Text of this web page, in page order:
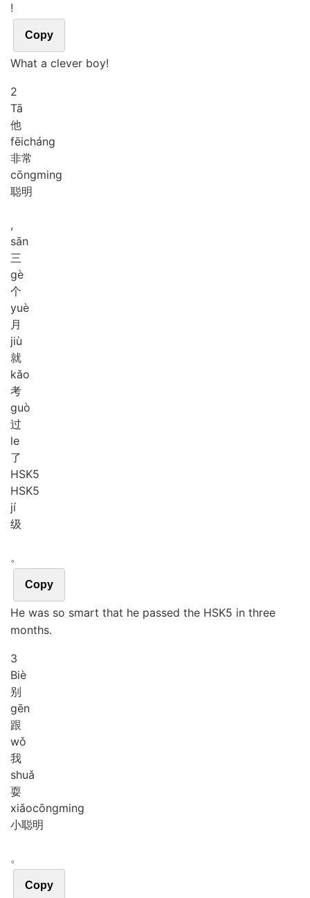
!
Copy
What a clever boy!
2
Tā
他
fēicháng
非常
cōngming
聪明
,
sān
三
gè
个
yuè
月
jiù
就
kǎo
考
guò
过
le
了
HSK5
HSK5
jí
级
。
Copy
He was so smart that he passed the HSK5 in three
months.
3
Biè
别
gēn
跟
wǒ
我
shuǎ
耍
xiǎocōngming
小聪明
。
Copy